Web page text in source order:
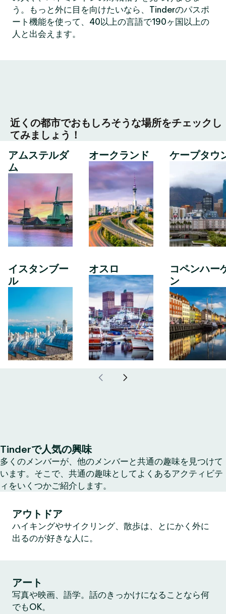
う。もっと外に目を向けたいなら、Tinderのパスポ
ート機能を使って、40以上の言語で190ヶ国以上の
人と出会えます。
近くの都市でおもしろそうな場所をチェックし
てみましょう！
アムステルダ
ム
イスタンブー
ル
オークランド
オスロ
ケープタウ
コペンハー
ン
Tinderで人気の興味
多くのメンバーが、他のメンバーと共通の趣味を見つけて
います。そこで、共通の趣味としてよくあるアクティビテ
ィをいくつかご紹介します。
アウトドア
ハイキングやサイクリング、散歩は、とにかく外に
出るのが好きな人に。
アート
写真や映画、語学。話のきっかけになることなら何
でもOK。